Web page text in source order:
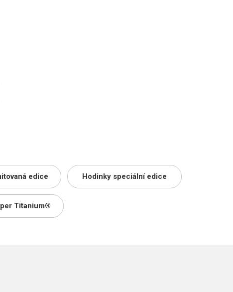
edice Hodinky speciální edice
Titanium®